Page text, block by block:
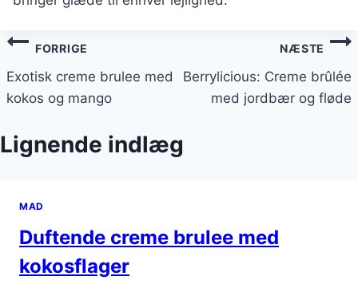
Indlægsnavigation
FORRIGE
Exotisk creme brulee med
kokos og mango
NÆSTE
Berrylicious: Creme brûlée
med jordbær og fløde
Lignende indlæg
MAD
Duftende creme brulee med
kokosflager